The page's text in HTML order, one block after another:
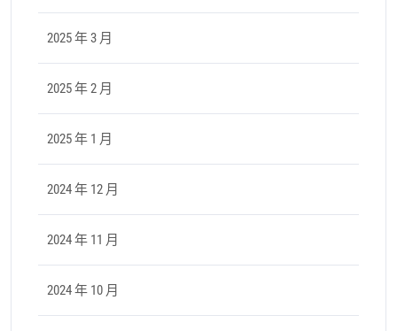
2025 年 3 月
2025 年 2 月
2025 年 1 月
2024 年 12 月
2024 年 11 月
2024 年 10 月